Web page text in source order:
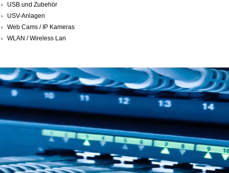
USB und Zubehör
USV-Anlagen
Web Cams / IP Kameras
WLAN / Wireless Lan